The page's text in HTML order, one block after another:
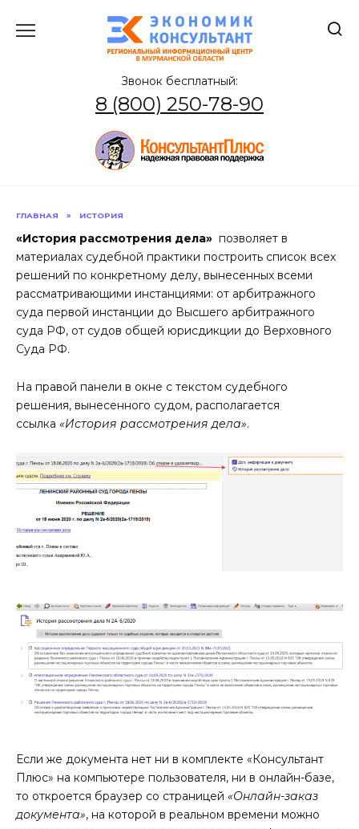
содержанию
Звонок бесплатный:
8 (800) 250-78-90
ГЛАВНАЯ » ИСТОРИЯ
«История рассмотрения дела» позволяет в
материалах судебной практики построить список всех
решений по конкретному делу, вынесенных всеми
рассматривающими инстанциями: от арбитражного
суда первой инстанции до Высшего арбитражного
суда РФ, от судов общей юрисдикции до Верховного
Суда РФ.
На правой панели в окне с текстом судебного
решения, вынесенного судом, располагается
ссылка «История рассмотрения дела».
Если же документа нет ни в комплекте «Консультант
Плюс» на компьютере пользователя, ни в онлайн-базе,
то откроется браузер со страницей «Онлайн-заказ
документа», на которой в реальном времени можно